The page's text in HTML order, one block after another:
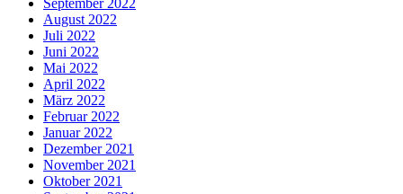
September 2022
August 2022
Juli 2022
Juni 2022
Mai 2022
April 2022
März 2022
Februar 2022
Januar 2022
Dezember 2021
November 2021
Oktober 2021